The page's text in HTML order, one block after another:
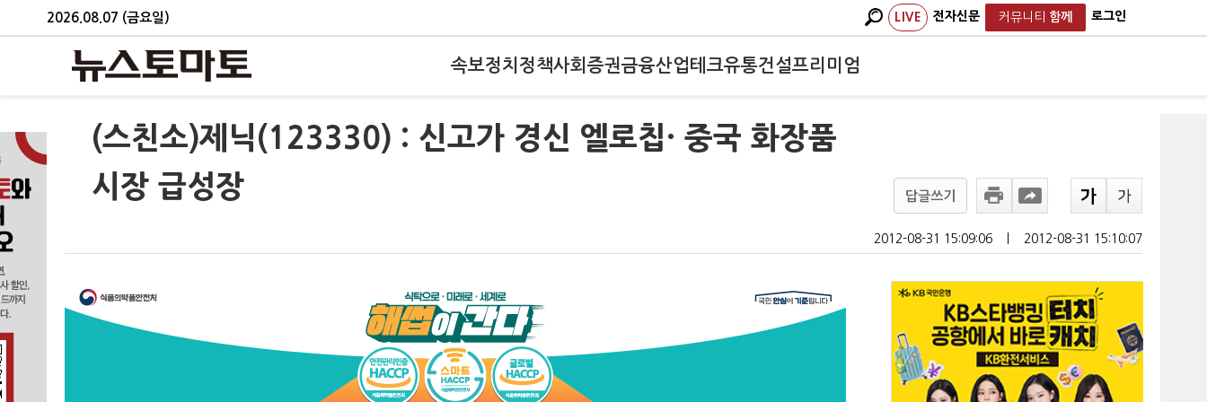
2026.08.07 (금요일) LIVE 전자신문 커뮤니티 함께 로그인
속보정치 정책사회 증권금융산업테크유통건설프리미엄
(스친소)제닉(123330) : 신고가 경신 엘로칩· 중국 화장품
시장 급성장
답글쓰기
2012-08-31 15:09:06 2012-08-31 15:10:07